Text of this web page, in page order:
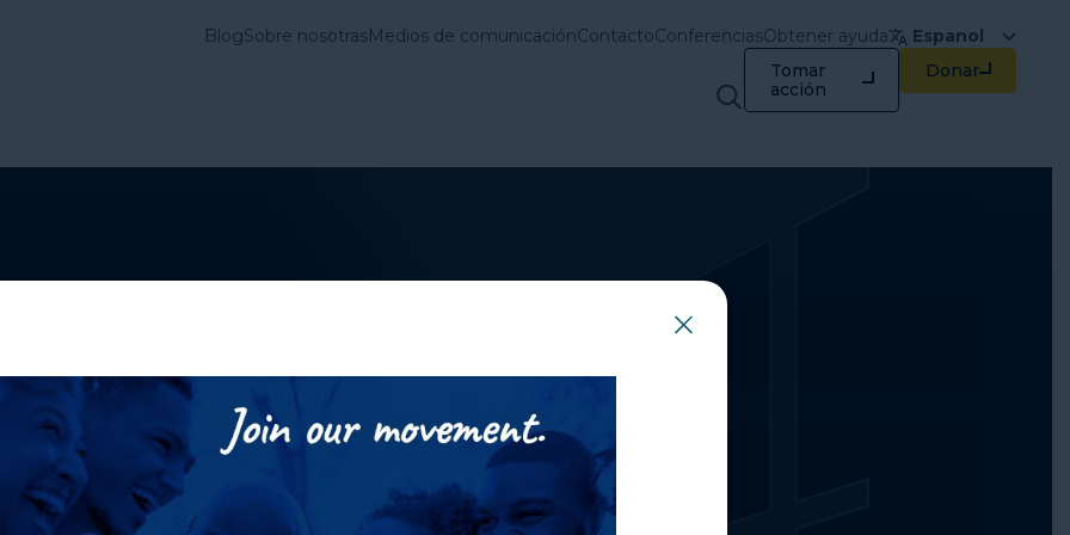
BlogSobre nosotrasMedios de comunicaciónContactoConferenciasObtener ayuda
Espanol
Tomar
acción
Donar
son